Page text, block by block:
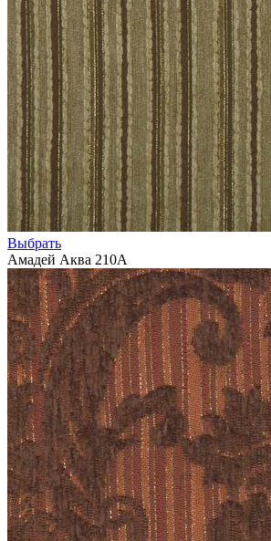
Выбрать
Амадей Аква 210А